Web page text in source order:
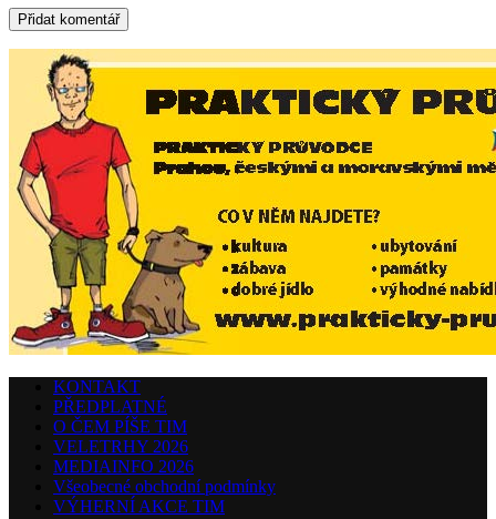
KONTAKT
PŘEDPLATNÉ
O ČEM PÍŠE TIM
VELETRHY 2026
MEDIAINFO 2026
Všeobecné obchodní podmínky
VÝHERNÍ AKCE TIM